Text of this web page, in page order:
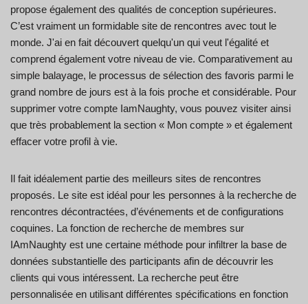
propose également des qualités de conception supérieures.
C’est vraiment un formidable site de rencontres avec tout le
monde. J'ai en fait découvert quelqu'un qui veut l'égalité et
comprend également votre niveau de vie. Comparativement au
simple balayage, le processus de sélection des favoris parmi le
grand nombre de jours est à la fois proche et considérable. Pour
supprimer votre compte IamNaughty, vous pouvez visiter ainsi
que très probablement la section « Mon compte » et également
effacer votre profil à vie.
Il fait idéalement partie des meilleurs sites de rencontres
proposés. Le site est idéal pour les personnes à la recherche de
rencontres décontractées, d’événements et de configurations
coquines. La fonction de recherche de membres sur
IAmNaughty est une certaine méthode pour infiltrer la base de
données substantielle des participants afin de découvrir les
clients qui vous intéressent. La recherche peut être
personnalisée en utilisant différentes spécifications en fonction